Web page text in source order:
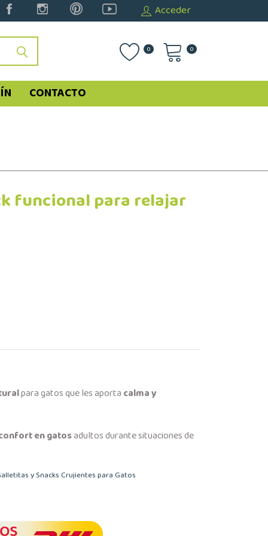
Acceder
0 0
CONTACTO
funcional para relajar
para gatos que les aportacalma y
en gatosadultos durante situaciones de
y Snacks Crujientes para Gatos